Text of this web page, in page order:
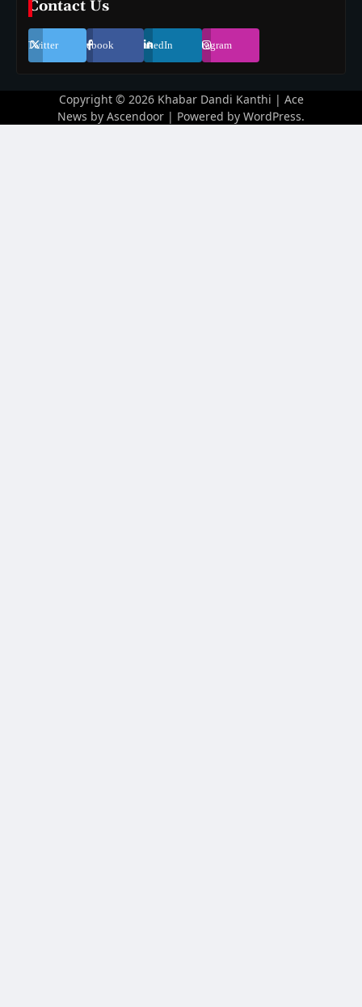
Contact Us
Twitter Facebook LinkedIn Instagram
Copyright © 2026 Khabar Dandi Kanthi | Ace
News by Ascendoor | Powered by WordPress.